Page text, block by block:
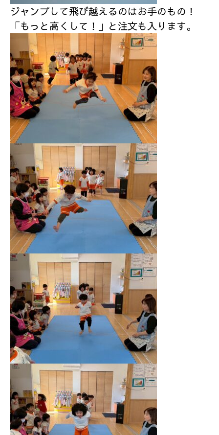
ジャンプして飛び越えるのはお手のもの！
「もっと高くして！」と注文も入ります。